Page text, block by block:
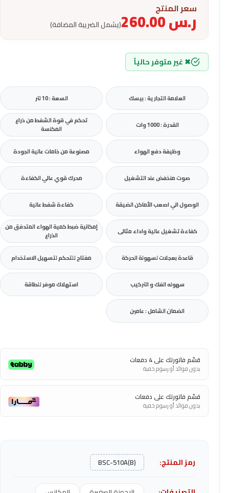
سعر المنتج
ر.س (يشمل الضريبة المضافة)
✖ غير متوفر حالياً
العلامة التجارية : بيسك السعة : 10 لتر
القدرة : 1000 وات
تحكم في قوة الشفط من ذراع
المكنسة
وظيفة دفع الهواء مصنوعة من خامات عالية الجودة
صوت منخفض عند التشغيل محرك قوي عالي الكفاءة
الوصول الي اصعب الأماكن الضيقة كفاءة شفط عالية
كفاءة تشغيل عالية واداء مثالى
إمكانية ضبط كمية الهواء المتدفق من
الذراع
قاعدة بعجلات لسهولة الحركة مفتاح للتحكم لتسهيل الاستخدام
سهوله الفك و التركيب استهلاك موفر للطاقة
الضمان الشامل : عامين
قسّم فاتورتك على 4 دفعات
بدون فوائد أو رسوم خفية
قسّم فاتورتك على دفعات
بدون فوائد أو رسوم خفية
رمز المنتج: BSC-510A(B)